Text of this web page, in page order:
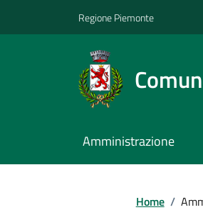
Regione Piemonte
Amministrazione
Home /